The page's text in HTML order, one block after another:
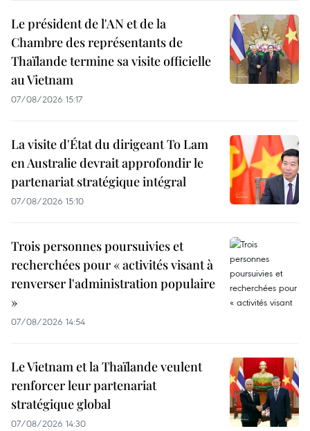
Le président de l'AN et de la
Chambre des représentants de
Thaïlande termine sa visite officielle
au Vietnam
07/08/2026 15:17
La visite d'État du dirigeant To Lam
en Australie devrait approfondir le
partenariat stratégique intégral
07/08/2026 15:10
Trois personnes poursuivies et
recherchées pour « activités visant à
renverser l'administration populaire
»
07/08/2026 14:54
Le Vietnam et la Thaïlande veulent
renforcer leur partenariat
stratégique global
07/08/2026 14:30